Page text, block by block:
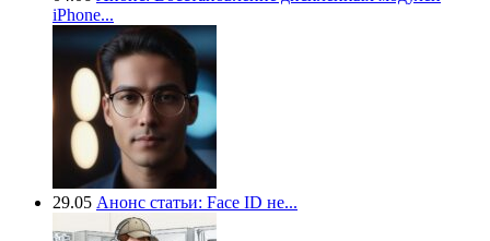
iPhone...
29.05 Анонс статьи: Face ID не...